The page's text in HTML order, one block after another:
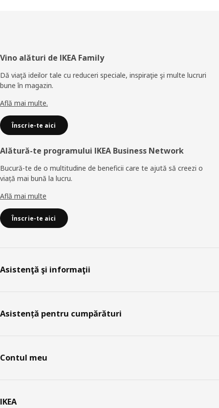
Subsol
Vino alături de IKEA Family
Dă viaţă ideilor tale cu reduceri speciale, inspiraţie şi multe lucruri
bune în magazin.
Află mai multe.
Înscrie-te aici
Alătură-te programului IKEA Business Network
Bucură-te de o multitudine de beneficii care te ajută să creezi o
viață mai bună la lucru.
Află mai multe
Înscrie-te aici
Asistenţă şi informaţii
Asistență pentru cumpărături
Contul meu
IKEA